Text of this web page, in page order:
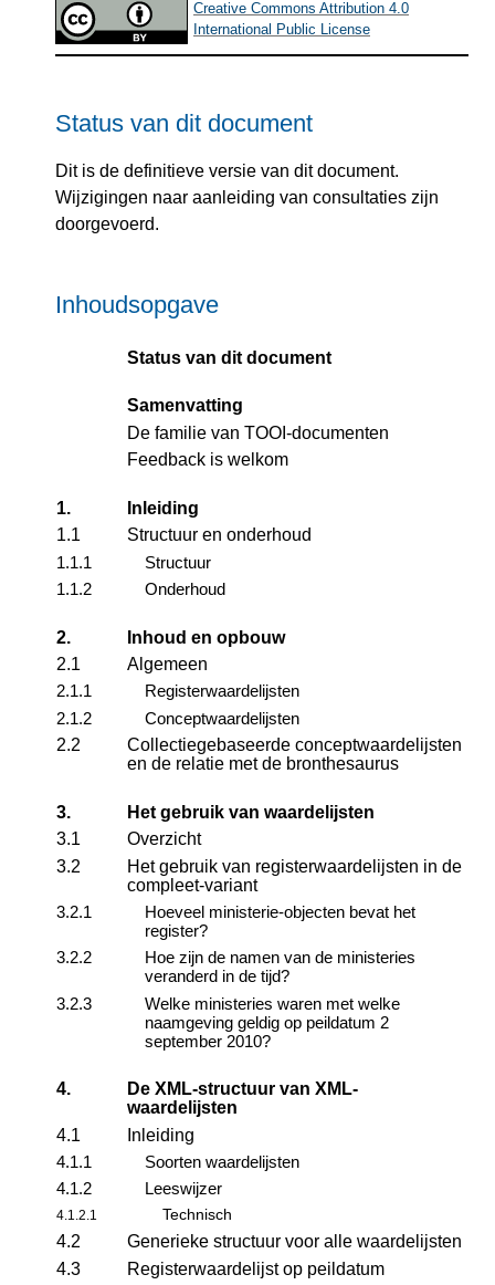
Creative Commons Attribution 4.0
International Public License
Status van dit document
Dit is de definitieve versie van dit document.
Wijzigingen naar aanleiding van consultaties zijn
doorgevoerd.
Inhoudsopgave
Status van dit document
Samenvatting
De familie van TOOI-documenten
Feedback is welkom
1.
Inleiding
1.1
Structuur en onderhoud
1.1.1
Structuur
1.1.2
Onderhoud
2.
Inhoud en opbouw
2.1
Algemeen
2.1.1
Registerwaardelijsten
2.1.2
Conceptwaardelijsten
2.2
Collectiegebaseerde conceptwaardelijsten
en de relatie met de bronthesaurus
3.
Het gebruik van waardelijsten
3.1
Overzicht
3.2
Het gebruik van registerwaardelijsten in de
compleet-variant
3.2.1
Hoeveel ministerie-objecten bevat het
register?
3.2.2
Hoe zijn de namen van de ministeries
veranderd in de tijd?
3.2.3
Welke ministeries waren met welke
naamgeving geldig op peildatum 2
september 2010?
4.
De XML-structuur van XML-
waardelijsten
4.1
Inleiding
4.1.1
Soorten waardelijsten
4.1.2
Leeswijzer
4.1.2.1 Technisch
4.2
Generieke structuur voor alle waardelijsten
4.3
Registerwaardelijst op peildatum